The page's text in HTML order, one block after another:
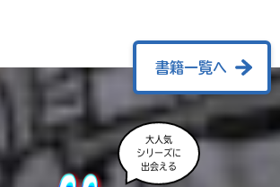
佐久間さのすけ／絵
書籍一覧へ
大人気
シリーズに
出会える